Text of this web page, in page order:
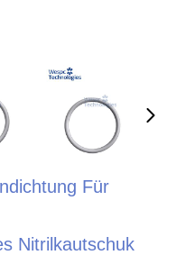
Für
Nitrilkautschuk